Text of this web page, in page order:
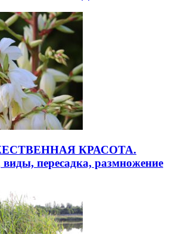
КРАСОТА.
виды, пересадка, размножение